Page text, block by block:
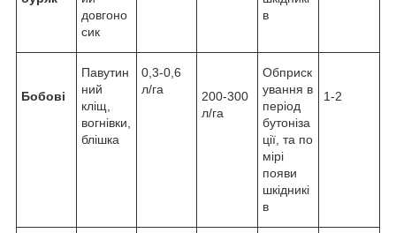
довгоно
сик
в
Бобові
Павутин
ний
кліщ,
вогнівки,
блішка
0,3-0,6
л/га
200-300
л/га
Обприск
ування в
період
бутоніза
ції, та по
мірі
появи
шкідникі
в
1-2